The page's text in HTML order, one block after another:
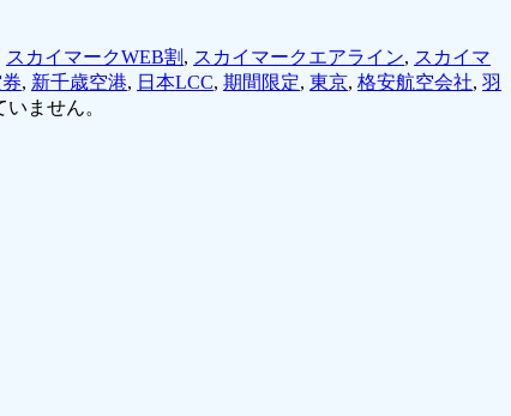
スカイマークWEB割 , スカイマークエアライン, スカイマ
, 新千歳空港, 日本LCC, 期間限定, 東京, 格安航空会社, 羽
ません。